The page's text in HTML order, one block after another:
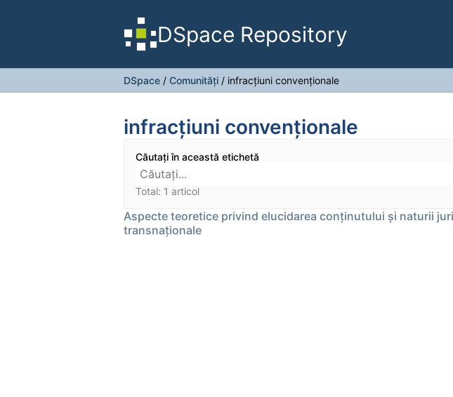
DSpace Repository
DSpace / Comunități / infracţiuni convenţionale
infracţiuni convenţionale
Căutați în această etichetă
Total: 1 articol
Aspecte teoretice privind elucidarea conţinutului şi naturii
transnaţionale